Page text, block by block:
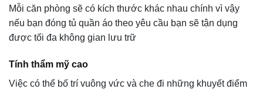
Mỗi căn phòng sẽ có kích thước khác nhau chính vì vậy
nếu bạn đóng tủ quần áo theo yêu cầu bạn sẽ tận dụng
được tối đa không gian lưu trữ
Tính thẩm mỹ cao
Việc có thể bố trí vuông vức và che đi những khuyết điểm